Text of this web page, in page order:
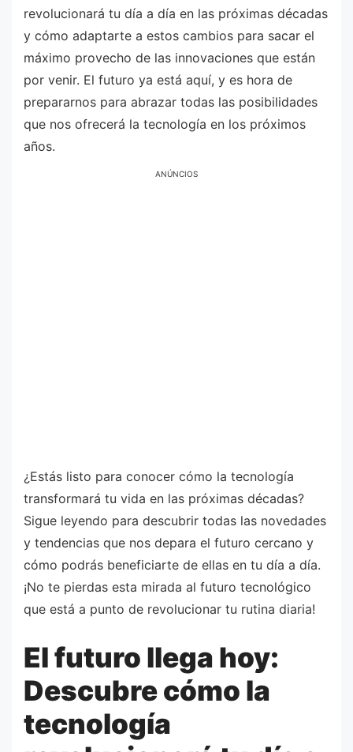
revolucionará tu día a día en las próximas décadas
y cómo adaptarte a estos cambios para sacar el
máximo provecho de las innovaciones que están
por venir. El futuro ya está aquí, y es hora de
prepararnos para abrazar todas las posibilidades
que nos ofrecerá la tecnología en los próximos
años.
ANÚNCIOS
¿Estás listo para conocer cómo la tecnología
transformará tu vida en las próximas décadas?
Sigue leyendo para descubrir todas las novedades
y tendencias que nos depara el futuro cercano y
cómo podrás beneficiarte de ellas en tu día a día.
¡No te pierdas esta mirada al futuro tecnológico
que está a punto de revolucionar tu rutina diaria!
El futuro llega hoy:
Descubre cómo la
tecnología